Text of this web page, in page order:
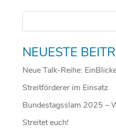
NEUESTE
Neue Talk-Reihe:
Streitförderer im Einsatz
Bundestagsslam 2025 –
Streitet euch!